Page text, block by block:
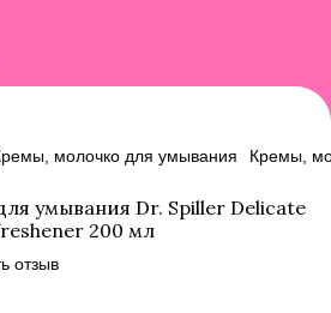
молочко для умывания Кремы,
умывания Dr. Spiller Delicate
200 мл
отзыв